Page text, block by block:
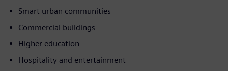
Smart urban communities
Commercial buildings
Higher education
Hospitality and entertainment